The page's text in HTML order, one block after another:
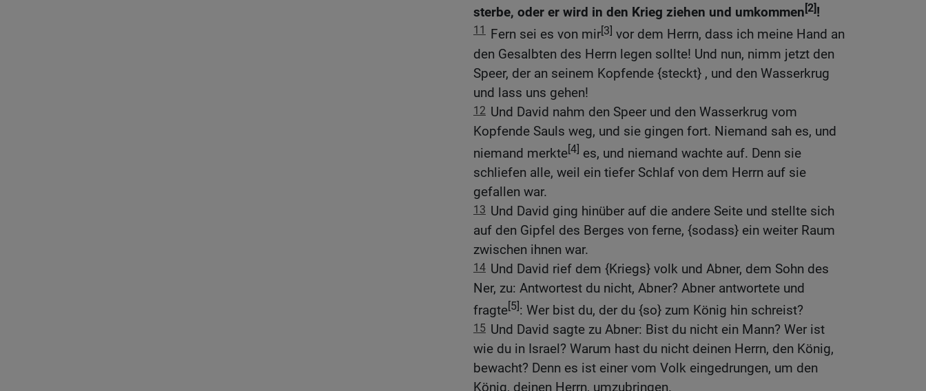
sterbe, oder er wird in den Krieg ziehen und umkommen [2]!
11 Fern sei es von mir[3] vor dem Herrn, dass ich meine Hand an
den Gesalbten des Herrn legen sollte! Und nun, nimm jetzt den
Speer, der an seinem Kopfende {steckt} , und den Wasserkrug
und lass uns gehen!
12 Und David nahm den Speer und den Wasserkrug vom
Kopfende Sauls weg, und sie gingen fort. Niemand sah es, und
niemand merkte[4] es, und niemand wachte auf. Denn sie
schliefen alle, weil ein tiefer Schlaf von dem Herrn auf sie
gefallen war.
13 Und David ging hinüber auf die andere Seite und stellte sich
auf den Gipfel des Berges von ferne, {sodass} ein weiter Raum
zwischen ihnen war.
14 Und David rief dem {Kriegs} volk und Abner, dem Sohn des
Ner, zu: Antwortest du nicht, Abner? Abner antwortete und
fragte[5]: Wer bist du, der du {so} zum König hin schreist?
15 Und David sagte zu Abner: Bist du nicht ein Mann? Wer ist
wie du in Israel? Warum hast du nicht deinen Herrn, den König,
bewacht? Denn es ist einer vom Volk eingedrungen, um den
König, deinen Herrn, umzubringen.